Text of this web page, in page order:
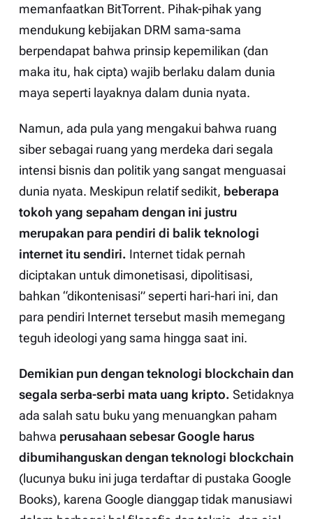
memanfaatkan BitTorrent. Pihak-pihak yang
mendukung kebijakan DRM sama-sama
berpendapat bahwa prinsip kepemilikan (dan
maka itu, hak cipta) wajib berlaku dalam dunia
maya seperti layaknya dalam dunia nyata.
Namun, ada pula yang mengakui bahwa ruang
siber sebagai ruang yang merdeka dari segala
intensi bisnis dan politik yang sangat menguasai
dunia nyata. Meskipun relatif sedikit, beberapa
tokoh yang sepaham dengan ini justru
merupakan para pendiri di balik teknologi
internet itu sendiri. Internet tidak pernah
diciptakan untuk dimonetisasi, dipolitisasi,
bahkan “dikontenisasi” seperti hari-hari ini, dan
para pendiri Internet tersebut masih memegang
teguh ideologi yang sama hingga saat ini.
Demikian pun dengan teknologi blockchaindan
segala serba-serbi mata uang kripto. Setidaknya
ada salah satu buku yang menuangkan paham
bahwa perusahaan sebesar Google harus
dibumihanguskan dengan teknologi blockchain
(lucunya buku ini juga terdaftardi pustaka Google
Books), karena Google dianggap tidak manusiawi